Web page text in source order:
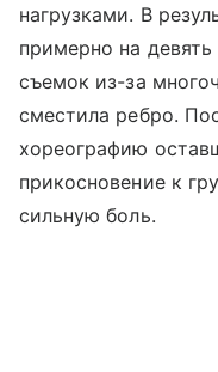
нагрузками. В
примерно на
съемок из-за
сместила ребро.
хореографию
прикосновение к
сильную боль.